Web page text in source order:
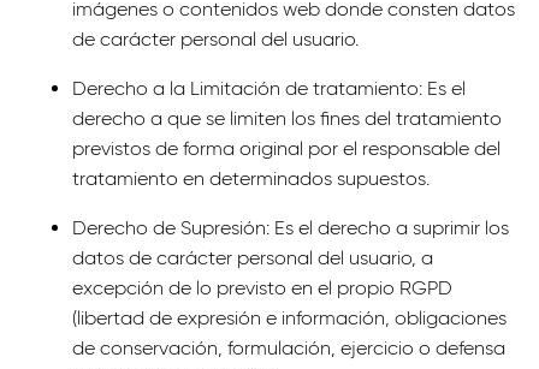
imágenes o contenidos web donde consten datos
de carácter personal del usuario.
Derecho a la Limitación de tratamiento: Es el
derecho a que se limiten los fines del tratamiento
previstos de forma original por el responsable del
tratamiento en determinados supuestos.
Derecho de Supresión: Es el derecho a suprimir los
datos de carácter personal del usuario, a
excepción de lo previsto en el propio RGPD
(libertad de expresión e información, obligaciones
de conservación, formulación, ejercicio o defensa